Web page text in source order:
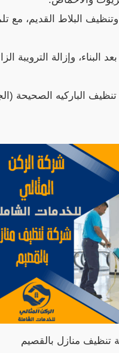
البلاط القديم، مع
البناء، وإزالة
الباركيه الصحيحة
تنظيف منازل بالقصيم